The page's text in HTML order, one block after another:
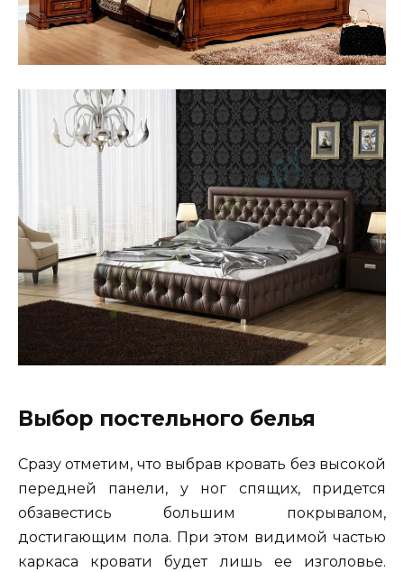
Выбор постельного белья
Сразу отметим, что выбрав кровать без высокой
передней панели, у ног спящих, придется
обзавестись большим покрывалом,
достигающим пола. При этом видимой частью
каркаса кровати будет лишь ее изголовье.